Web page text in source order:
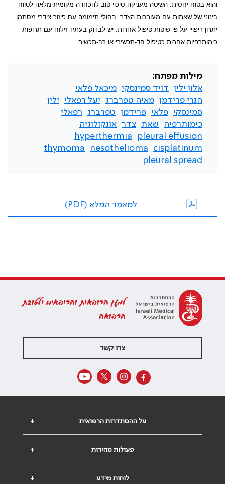
והוא בטוח יחסית. השיטה מעניקה סיכוי טוב להכחדה מקומית מלאה לטווח
בינוני של שאתות עם מעורבות הצדר. בחולי תימומה עם פיזור צידרי מסתמן
יתרון ריפויי על-פי שיטות טיפול אחרות. יש לבדוק בעתיד זילוח עם תרופות
כימותרפיות אחרות כטיפול חד-תכשירי או רב-תכשירי.
מילות מפתח:
אלון ילין
דויד סמינסקי מיכאל פלאי
הנרי פרידמן מאיה טפרברג יעל רפאלי
ילין
סמינסקי פלאי פרידמן טפרברג
רפאלי
כימותרפיה
שאת צדר
אונקולוגיה
pleural effusion
hyperthermia
cisplatinum
nesothelioma
thymoma
pleural spread
למאמר המלא (PDF)
למען הרופאות והרופאים ולטובת
הרפואה
צרו קשר
+ על ההסתדרות הרפואית
+ פעולות מהירות
+ לוחות מידע